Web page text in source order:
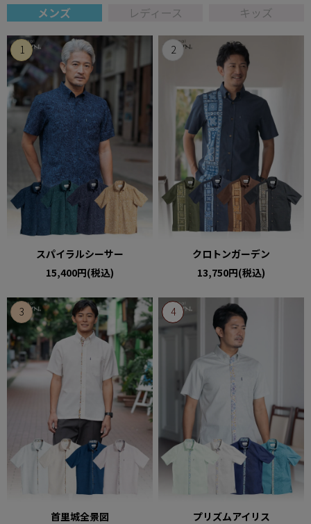
メンズ レディース キッズ
スパイラルシーサー
15,400円(税込)
クロトンガーデン
13,750円(税込)
首里城全景図
プリズムアイリス